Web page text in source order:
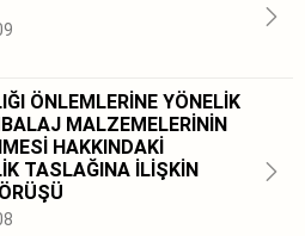
ÖNLEMLERİNE YÖNELİK
MALZEMELERİNİN
HAKKINDAKİ
TASLAĞINA İLİŞKİN